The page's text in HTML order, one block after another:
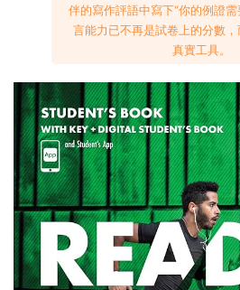
伴的寫作評語中寫下“你的例證
言能力已不再是試卷上的分數
真實工具。